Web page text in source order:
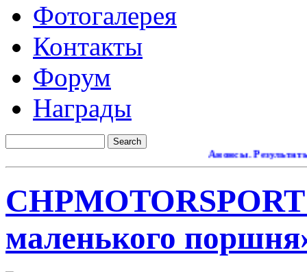
Фотогалерея
Контакты
Форум
Награды
Анонсы. Результаты.
маленького